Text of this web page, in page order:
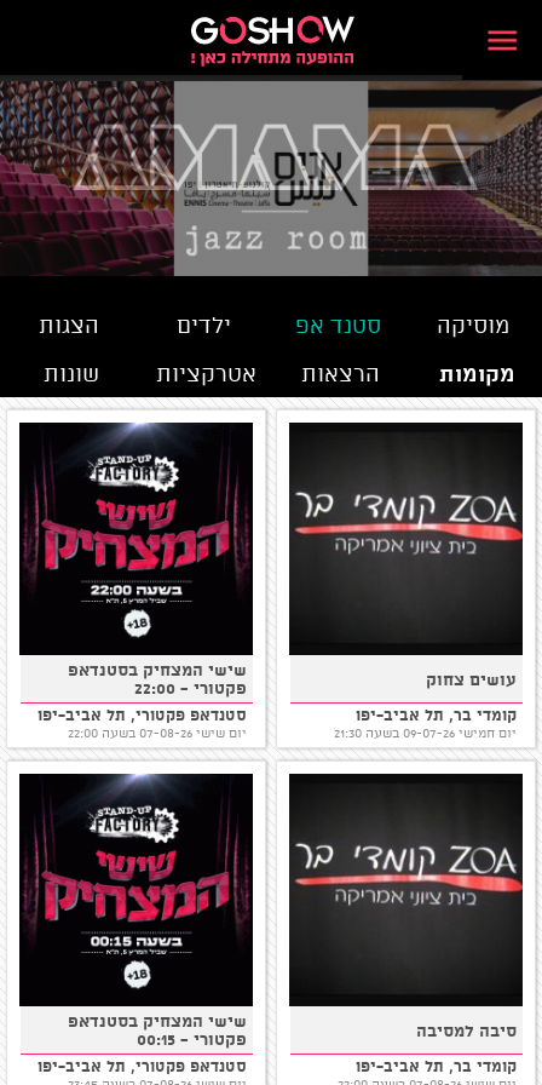
מוסיקה סטנד אפ ילדים
הצגות
הרצאות
אטרקציות שונות מקומות
עושים צחוק
קומדי בר, תל אביב-יפו
יום חמישי 09-07-26 בשעה 21:30
שישי המצחיק בסטנדאפ
פקטורי - 22:00
סטנדאפ פקטורי, תל אביב-יפו
יום שישי 07-08-26 בשעה 22:00
סיבה למסיבה
קומדי בר, תל אביב-יפו
שישי המצחיק בסטנדאפ
פקטורי - 00:15
סטנדאפ פקטורי, תל אביב-יפו